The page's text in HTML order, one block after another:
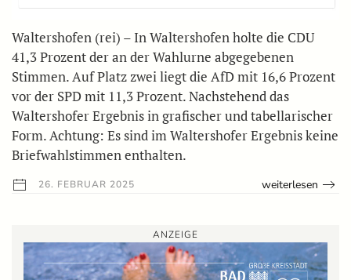
Waltershofen (rei) – In Waltershofen holte die CDU
41,3 Prozent der an der Wahlurne abgegebenen
Stimmen. Auf Platz zwei liegt die AfD mit 16,6 Prozent
vor der SPD mit 11,3 Prozent. Nachstehend das
Waltershofer Ergebnis in grafischer und tabellarischer
Form. Achtung: Es sind im Waltershofer Ergebnis keine
Briefwahlstimmen enthalten.
26. FEBRUAR 2025 weiterlesen
ANZEIGE